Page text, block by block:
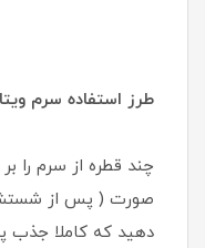
طرز استفاده سرم
چند قطره از سرم را
صورت ( پس از
دهید که کاملا